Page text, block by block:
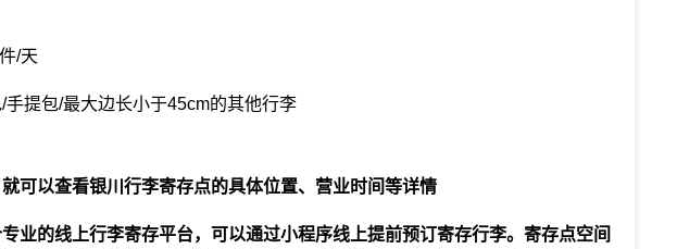
/天
手提包/最大边长小于45cm的其他行李
可以查看银川行李寄存点的具体位置、营业时间等详情
业的线上行李寄存平台，可以通过小程序线上提前预订寄存行李。寄存点空间